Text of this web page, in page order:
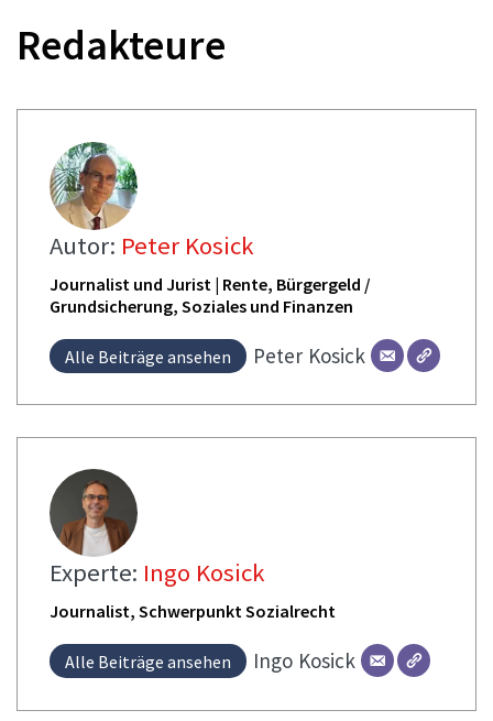
Redakteure
Autor: Peter Kosick
Journalist und Jurist | Rente, Bürgergeld /
Grundsicherung, Soziales und Finanzen
Alle Beiträge ansehen Peter Kosick
Experte: Ingo Kosick
Journalist, Schwerpunkt Sozialrecht
Alle Beiträge ansehen Ingo Kosick